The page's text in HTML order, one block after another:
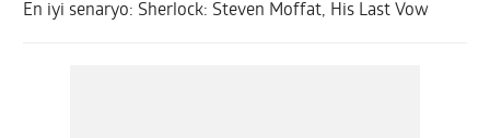
En iyi senaryo: Sherlock: Steven Moffat, His Last Vow